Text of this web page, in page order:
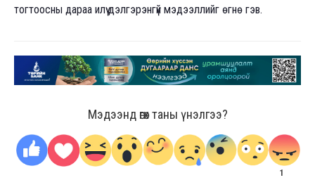
тогтоосны дараа илүү дэлгэрэнгүй мэдээллийг өгнө гэв.
Мэдээнд өгөх таны үнэлгээ?
1